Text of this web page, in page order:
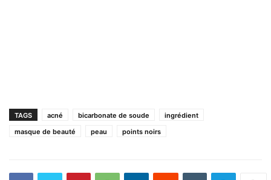
TAGS acné bicarbonate de soude
ingrédient
masque de beauté
peau points noirs